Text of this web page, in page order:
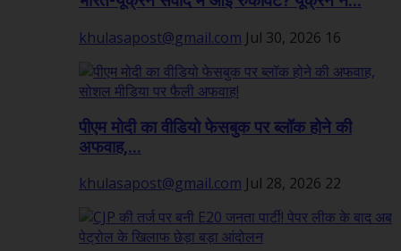
khulasapost@gmail.com Jul 30, 2026 16
पीएम मोदी का वीडियो फेसबुक पर ब्लॉक होने की
अफवाह,...
khulasapost@gmail.com Jul 28, 2026 22